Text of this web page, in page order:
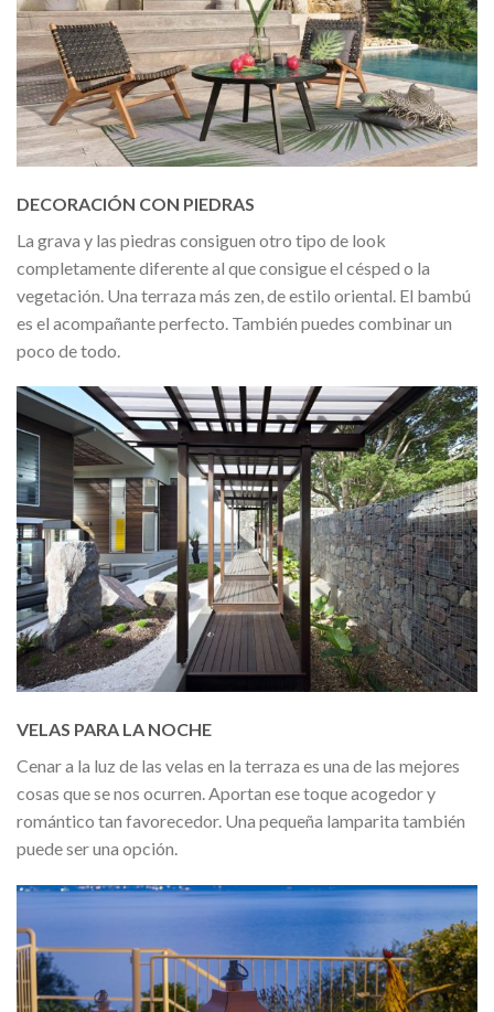
DECORACIÓN CON PIEDRAS
La grava y las piedras consiguen otro tipo de look
completamente diferente al que consigue el césped o la
vegetación. Una terraza más zen, de estilo oriental. El bambú
es el acompañante perfecto. También puedes combinar un
poco de todo.
VELAS PARA LA NOCHE
Cenar a la luz de las velas en la terraza es una de las mejores
cosas que se nos ocurren. Aportan ese toque acogedor y
romántico tan favorecedor. Una pequeña lamparita también
puede ser una opción.